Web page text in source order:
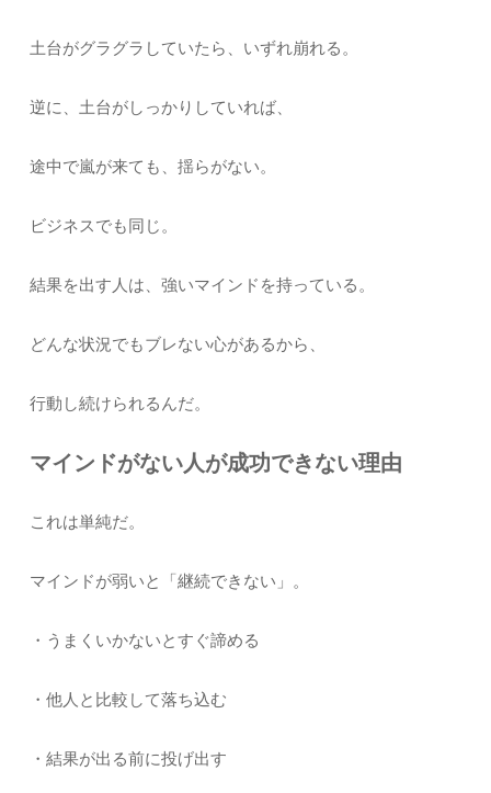
土台がグラグラしていたら、いずれ崩れる。
逆に、土台がしっかりしていれば、
途中で嵐が来ても、揺らがない。
ビジネスでも同じ。
結果を出す人は、強いマインドを持っている。
どんな状況でもブレない心があるから、
行動し続けられるんだ。
マインドがない人が成功できない理由
これは単純だ。
マインドが弱いと「継続できない」。
・うまくいかないとすぐ諦める
・他人と比較して落ち込む
・結果が出る前に投げ出す